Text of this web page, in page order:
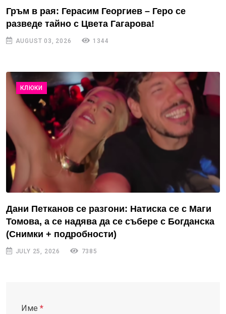
Гръм в рая: Герасим Георгиев – Геро се
разведе тайно с Цвета Гагарова!
AUGUST 03, 2026 1344
КЛЮКИ
Дани Петканов се разгони: Натиска се с Маги
Томова, а се надява да се събере с Богданска
(Снимки + подробности)
JULY 25, 2026 7385
Име *